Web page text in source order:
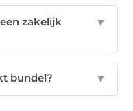
zakelijk
▼
bundel? ▼